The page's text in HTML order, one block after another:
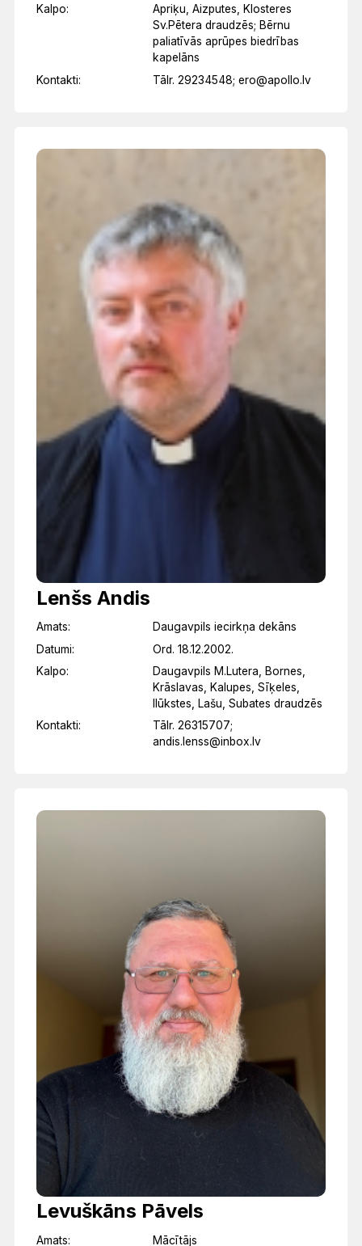
Kalpo:
Apriķu, Aizputes, Klosteres
Sv.Pētera draudzēs; Bērnu
paliatīvās aprūpes biedrības
kapelāns
Kontakti:
Tālr. 29234548; ero@apollo.lv
Lenšs Andis
Amats:
Daugavpils iecirkņa dekāns
Datumi:
Ord. 18.12.2002.
Kalpo:
Daugavpils M.Lutera, Bornes,
Krāslavas, Kalupes, Sīķeles,
Ilūkstes, Lašu, Subates draudzēs
Kontakti:
Tālr. 26315707;
andis.lenss@inbox.lv
Levuškāns Pāvels
Amats: Mācītājs